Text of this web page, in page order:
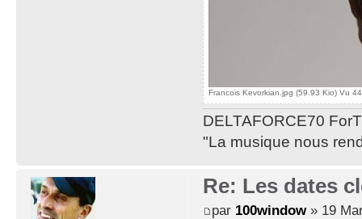
Francois Kevorkian.jpg (59.93 Kio) Vu
DELTAFORCE70
"La musique nous
Re: Les dates
par 100window» 19